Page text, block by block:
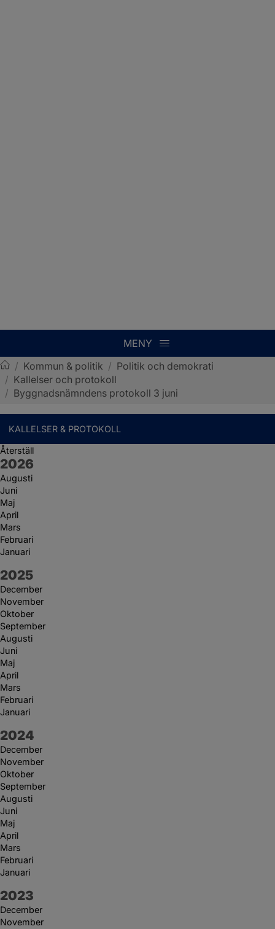
MENY
Sotenäs kommun
/ Kommun & politik / Politik och demokrati
/ Kallelser och protokoll
/ Byggnadsnämndens protokoll 3 juni
KALLELSER & PROTOKOLL
Återställ
År:
2026
Augusti
Juni
Maj
April
Mars
Februari
Januari
År:
2025
December
November
Oktober
September
Augusti
Juni
Maj
April
Mars
Februari
Januari
År:
2024
December
November
Oktober
September
Augusti
Juni
Maj
April
Mars
Februari
Januari
År:
2023
December
November